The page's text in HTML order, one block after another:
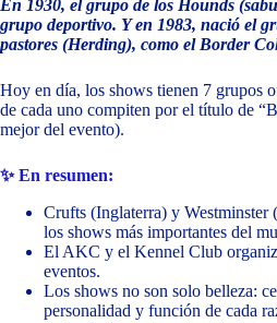
En 1930, el grupo de los Hounds
grupo deportivo. Y en 1983, nació el
pastores (Herding), como el Border
Hoy en día, los shows tienen 7 grupos
de cada uno compiten por el título de
mejor del evento).
✨ En resumen:
Crufts (Inglaterra) y Westminster
los shows más importantes del
El AKC y el Kennel Club
eventos.
Los shows no son solo belleza:
personalidad y función de cada